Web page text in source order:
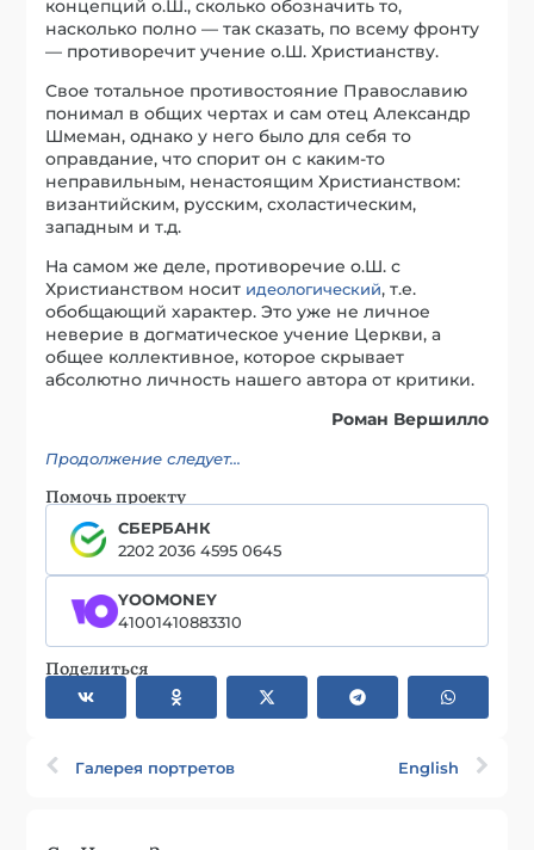
концепций о.Ш., сколько обозначить то,
насколько полно — так сказать, по всему фронту
— противоречит учение о.Ш. Христианству.
Свое тотальное противостояние Православию
понимал в общих чертах и сам отец Александр
Шмеман, однако у него было для себя то
оправдание, что спорит он с каким-то
неправильным, ненастоящим Христианством:
византийским, русским, схоластическим,
западным и т.д.
На самом же деле, противоречие о.Ш. с
Христианством носит идеологический, т.е.
обобщающий характер. Это уже не личное
неверие в догматическое учение Церкви, а
общее коллективное, которое скрывает
абсолютно личность нашего автора от критики.
Роман Вершилло
Продолжение следует…
Помочь проекту
СБЕРБАНК
2202 2036 4595 0645
YOOMONEY
41001410883310
Поделиться
Галерея портретов English